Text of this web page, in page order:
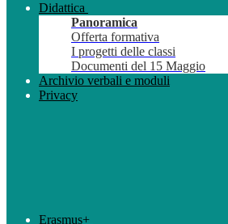
Didattica
Panoramica
Offerta formativa
I progetti delle classi
Documenti del 15 Maggio
Archivio verbali e moduli
Privacy
Erasmus+